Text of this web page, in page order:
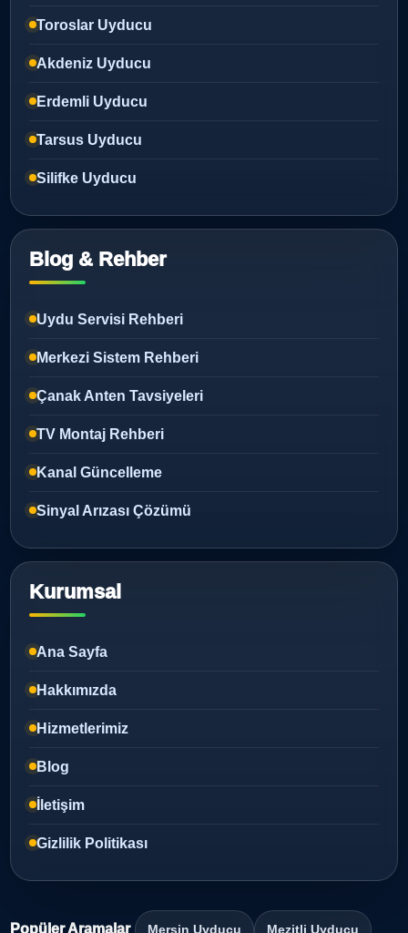
Toroslar Uyducu
Akdeniz Uyducu
Erdemli Uyducu
Tarsus Uyducu
Silifke Uyducu
Blog & Rehber
Uydu Servisi Rehberi
Merkezi Sistem Rehberi
Çanak Anten Tavsiyeleri
TV Montaj Rehberi
Kanal Güncelleme
Sinyal Arızası Çözümü
Kurumsal
Ana Sayfa
Hakkımızda
Hizmetlerimiz
Blog
İletişim
Gizlilik Politikası
Popüler Aramalar Mersin Uyducu Mezitli Uyducu